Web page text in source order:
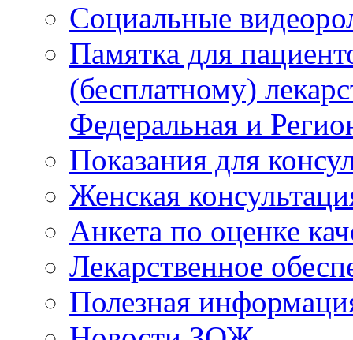
Социальные
Памятка для
(бесплатному)
Федеральная и
Показания для
Женская
Анкета по оценке
Лекарственное
Полезная